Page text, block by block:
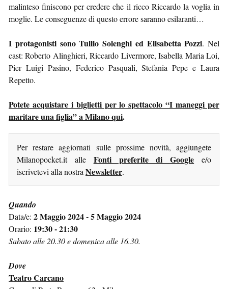
malinteso finiscono per credere che il ricco Riccardo la voglia in
moglie. Le conseguenze di questo errore saranno esilaranti…
I protagonisti sono Tullio Solenghi ed Elisabetta Pozzi. Nel
cast: Roberto Alinghieri, Riccardo Livermore, Isabella Maria Loi,
Pier Luigi Pasino, Federico Pasquali, Stefania Pepe e Laura
Repetto.
Potete acquistare i biglietti per lo spettacolo “I maneggi per
maritare una figlia” a Milano qui.
Per restare aggiornati sulle prossime novità, aggiungete
Milanopocket.it alle Fonti preferite di Google e/o
iscrivetevi alla nostra Newsletter.
Quando
Data/e: 2 Maggio 2024 - 5 Maggio 2024
Orario: 19:30 - 21:30
Sabato alle 20.30 e domenica alle 16.30.
Dove
Teatro Carcano